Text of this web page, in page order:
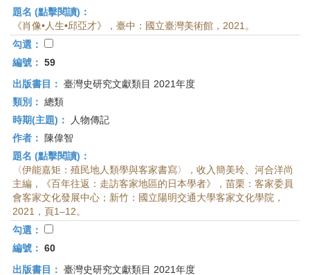
題名 (點擊閱讀)：
《肖像•人生•邱亞才》，臺中：國立臺灣美術館，2021。
勾選：
編號： 59
出版書目： 臺灣史研究文獻類目 2021年度
類別： 總類
時期(主題)：
人物傳記
作者：
陳偉智
題名 (點擊閱讀)：
〈伊能嘉矩：殖民地人類學與客家書寫〉，收入簡美玲、河合洋尚
主編，《百年往返：走訪客家地區的日本學者》，苗栗：客家委員
會客家文化發展中心；新竹：國立陽明交通大學客家文化學院，
2021，頁1–12。
勾選：
編號： 60
出版書目： 臺灣史研究文獻類目 2021年度